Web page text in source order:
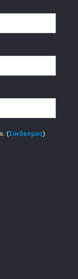
(Σύνδεσμος)